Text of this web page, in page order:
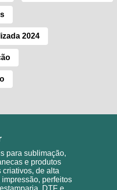
2024
para sublimação,
e produtos
criativos, de alta
perfeitos
DTF e